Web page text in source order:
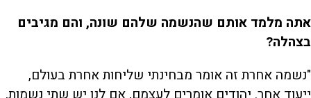
אתה מלמד אותם שהנשמה שלהם שונה, והם מגיבים
בצהלה?
"נשמה אחרת זה אומר מבחינתי שליחות אחרת בעולם,